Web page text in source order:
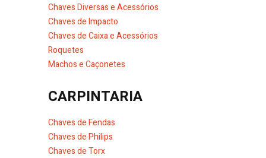
Chaves Diversas e Acessórios
Chaves de Impacto
Chaves de Caixa e Acessórios
Roquetes
Machos e Caçonetes
CARPINTARIA
Chaves de Fendas
Chaves de Philips
Chaves de Torx